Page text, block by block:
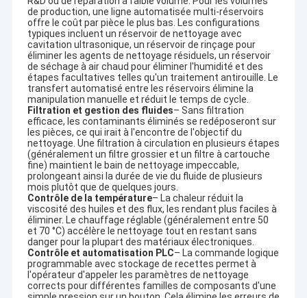
de production, une ligne automatisée multi-réservoirs
offre le coût par pièce le plus bas. Les configurations
typiques incluent un réservoir de nettoyage avec
cavitation ultrasonique, un réservoir de rinçage pour
éliminer les agents de nettoyage résiduels, un réservoir
de séchage à air chaud pour éliminer l'humidité et des
étapes facultatives telles qu'un traitement antirouille. Le
transfert automatisé entre les réservoirs élimine la
manipulation manuelle et réduit le temps de cycle.
Filtration et gestion des fluides– Sans filtration
efficace, les contaminants éliminés se redéposeront sur
les pièces, ce qui irait à l'encontre de l'objectif du
nettoyage. Une filtration à circulation en plusieurs étapes
(généralement un filtre grossier et un filtre à cartouche
fine) maintient le bain de nettoyage impeccable,
prolongeant ainsi la durée de vie du fluide de plusieurs
mois plutôt que de quelques jours.
Contrôle de la température– La chaleur réduit la
viscosité des huiles et des flux, les rendant plus faciles à
éliminer. Le chauffage réglable (généralement entre 50
et 70 °C) accélère le nettoyage tout en restant sans
danger pour la plupart des matériaux électroniques.
Contrôle et automatisation PLC– La commande logique
programmable avec stockage de recettes permet à
l'opérateur d'appeler les paramètres de nettoyage
corrects pour différentes familles de composants d'une